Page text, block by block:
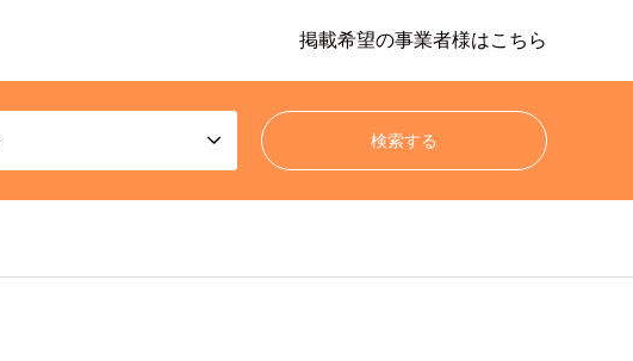
掲載希望の事業者様はこちら